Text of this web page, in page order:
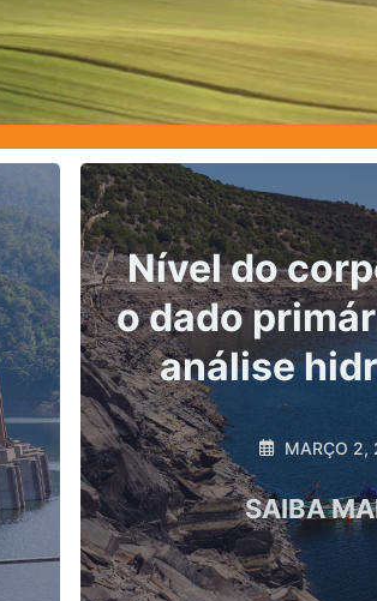
Principais
por ANA e
que sua
monitorar
riscos
FEVEREIRO
SAIBA